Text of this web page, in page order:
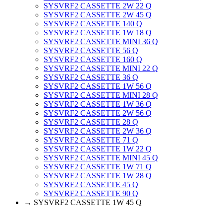
SYSVRF2 CASSETTE 2W 22 Q
SYSVRF2 CASSETTE 2W 45 Q
SYSVRF2 CASSETTE 140 Q
SYSVRF2 CASSETTE 1W 18 Q
SYSVRF2 CASSETTE MINI 36 Q
SYSVRF2 CASSETTE 56 Q
SYSVRF2 CASSETTE 160 Q
SYSVRF2 CASSETTE MINI 22 Q
SYSVRF2 CASSETTE 36 Q
SYSVRF2 CASSETTE 1W 56 Q
SYSVRF2 CASSETTE MINI 28 Q
SYSVRF2 CASSETTE 1W 36 Q
SYSVRF2 CASSETTE 2W 56 Q
SYSVRF2 CASSETTE 28 Q
SYSVRF2 CASSETTE 2W 36 Q
SYSVRF2 CASSETTE 71 Q
SYSVRF2 CASSETTE 1W 22 Q
SYSVRF2 CASSETTE MINI 45 Q
SYSVRF2 CASSETTE 1W 71 Q
SYSVRF2 CASSETTE 1W 28 Q
SYSVRF2 CASSETTE 45 Q
SYSVRF2 CASSETTE 90 Q
→ SYSVRF2 CASSETTE 1W 45 Q